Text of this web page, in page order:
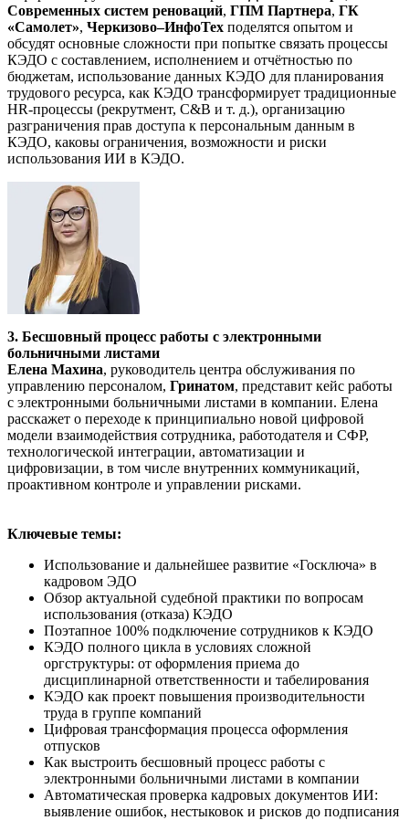
Современных систем реноваций, ГПМ Партнера, ГК
«Самолет», Черкизово–ИнфоТех поделятся опытом и
обсудят основные сложности при попытке связать процессы
КЭДО с составлением, исполнением и отчётностью по
бюджетам, использование данных КЭДО для планирования
трудового ресурса, как КЭДО трансформирует традиционные
HR‑процессы (рекрутмент, C&B и т. д.), организацию
разграничения прав доступа к персональным данным в
КЭДО, каковы ограничения, возможности и риски
использования ИИ в КЭДО.
3. Бесшовный процесс работы с электронными
больничными листами
Елена Махина, руководитель центра обслуживания по
управлению персоналом, Гринатом, представит кейс работы
с электронными больничными листами в компании. Елена
расскажет о переходе к принципиально новой цифровой
модели взаимодействия сотрудника, работодателя и СФР,
технологической интеграции, автоматизации и
цифровизации, в том числе внутренних коммуникаций,
проактивном контроле и управлении рисками.
Ключевые темы:
Использование и дальнейшее развитие «Госключа» в
кадровом ЭДО
Обзор актуальной судебной практики по вопросам
использования (отказа) КЭДО
Поэтапное 100% подключение сотрудников к КЭДО
КЭДО полного цикла в условиях сложной
оргструктуры: от оформления приема до
дисциплинарной ответственности и табелирования
КЭДО как проект повышения производительности
труда в группе компаний
Цифровая трансформация процесса оформления
отпусков
Как выстроить бесшовный процесс работы с
электронными больничными листами в компании
Автоматическая проверка кадровых документов ИИ:
выявление ошибок, нестыковок и рисков до подписания